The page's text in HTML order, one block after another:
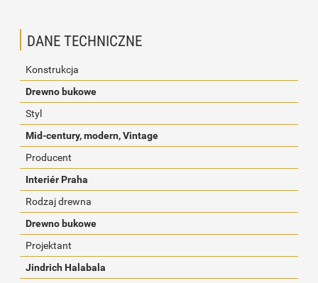
DANE TECHNICZNE
Konstrukcja
Drewno bukowe
Styl
Mid-century, modern, Vintage
Producent
Interiér Praha
Rodzaj drewna
Drewno bukowe
Projektant
Jindrich Halabala